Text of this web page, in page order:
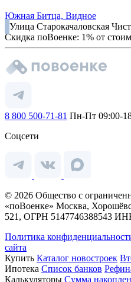
Южная Битца, Видное
Улица Старокачаловская
Скидка поВоенке: 1% от
8 800 500-71-81 Пн-Пт 09:00-
Соцсети
© 2026 Общество с
«поВоенке» Москва,
521, ОГРН 5147746388543
Политика
сайта
Купить Каталог новостроек
Ипотека Список банков
Калькуляторы Сумма